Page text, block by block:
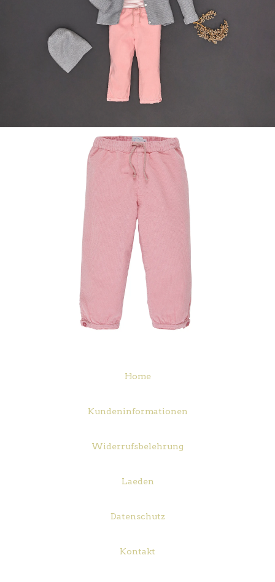
Home
Kundeninformationen
Widerrufsbelehrung
Laeden
Datenschutz
Kontakt